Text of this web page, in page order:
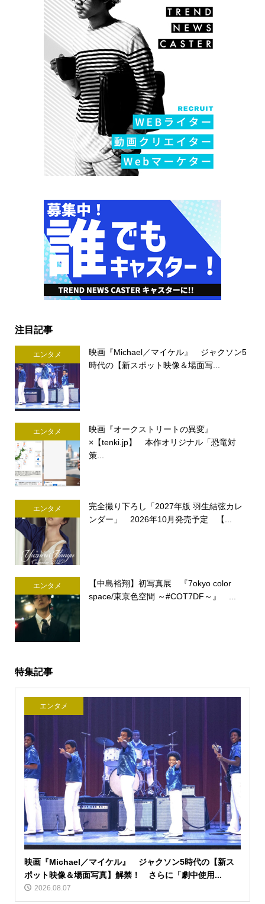
注目記事
エンタメ
映画『Michael／マイケル』 ジャクソン5
時代の【新スポット映像＆場面写...
エンタメ
映画『オークストリートの異変』
×【tenki.jp】 本作オリジナル「恐竜対
策...
エンタメ
完全撮り下ろし「2027年版 羽生結弦カレ
ンダー」 2026年10月発売予定 【...
エンタメ
【中島裕翔】初写真展 『7okyo color
space/東京色空間 ～#COT7DF～』 ...
特集記事
エンタメ
映画『Michael／マイケル』 ジャクソン5時代の【新ス
ポット映像＆場面写真】解禁！ さらに「劇中使用...
2026.08.07